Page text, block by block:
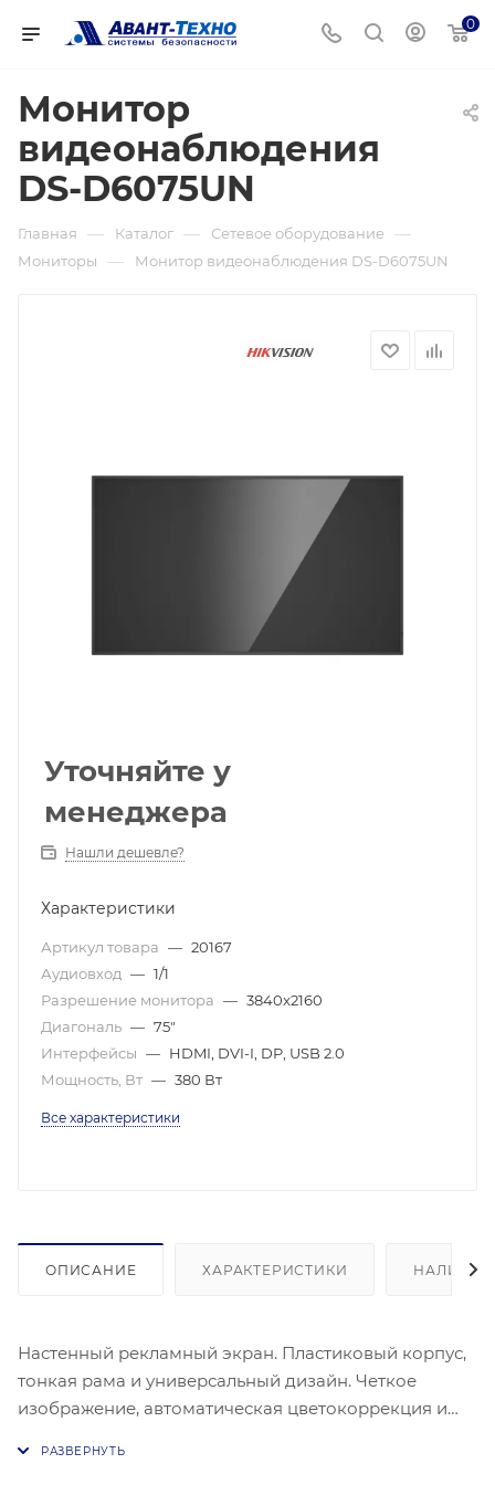
0
Монитор
видеонаблюдения
DS-D6075UN
Главная — Каталог — Сетевое оборудование —
Мониторы — Монитор видеонаблюдения DS-D6075UN
Уточняйте у
менеджера
Нашли дешевле?
Характеристики
Артикул товара — 20167
Аудиовход — 1/1
Разрешение монитора — 3840x2160
Диагональ — 75"
Интерфейсы — HDMI, DVI-I, DP, USB 2.0
Мощность, Вт — 380 Вт
Все характеристики
ОПИСАНИЕ ХАРАКТЕРИСТИКИ НАЛИЧИЕ
Настенный рекламный экран. Пластиковый корпус,
тонкая рама и универсальный дизайн. Четкое
изображение, автоматическая цветокоррекция и